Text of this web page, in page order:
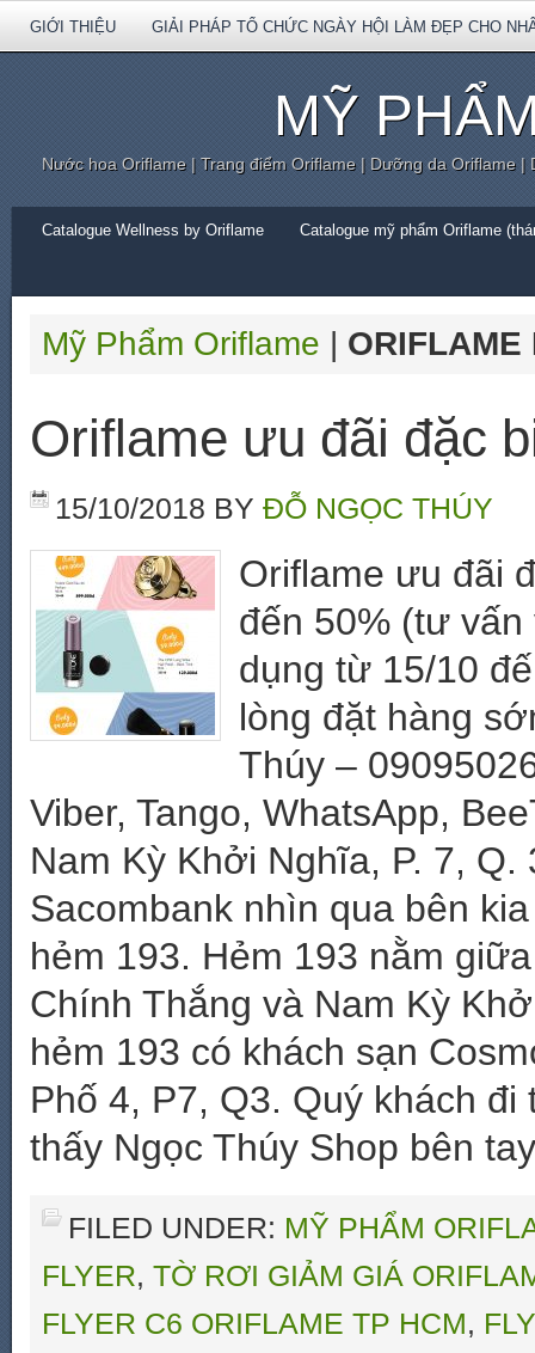
GIỚI THIỆU GIẢI PHÁP TỔ CHỨC NGÀY HỘI LÀM ĐẸP CHO
MỸ
Nước hoa Oriflame | Trang điểm Oriflame | Dưỡng da Oriflame
Catalogue Wellness by Oriflame Catalogue mỹ phẩm Oriflame
Mỹ Phẩm Oriflame | ORIFLAME
Oriflame ưu đãi đặc
15/10/2018 BY ĐỖ NGỌC THÚY
Oriflame ưu đãi
đến 50% (tư
dụng từ 15/10
lòng đặt hàng
Thúy –
Viber, Tango, WhatsApp,
Nam Kỳ Khởi Nghĩa, P. 7,
Sacombank nhìn qua bên
hẻm 193. Hẻm 193 nằm
Chính Thắng và Nam Kỳ
hẻm 193 có khách sạn
Phố 4, P7, Q3. Quý khách
thấy Ngọc Thúy Shop bên
FILED UNDER: MỸ PHẨM
FLYER, TỜ RƠI GIẢM GIÁ
FLYER C6 ORIFLAME TP HCM,